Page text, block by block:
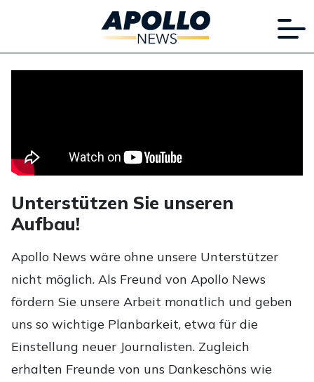
Unterstützen Sie unseren
Aufbau!
Apollo News wäre ohne unsere Unterstützer
nicht möglich. Als Freund von Apollo News
fördern Sie unsere Arbeit monatlich und geben
uns so wichtige Planbarkeit, etwa für die
Einstellung neuer Journalisten. Zugleich
erhalten Freunde von uns Dankeschöns wie